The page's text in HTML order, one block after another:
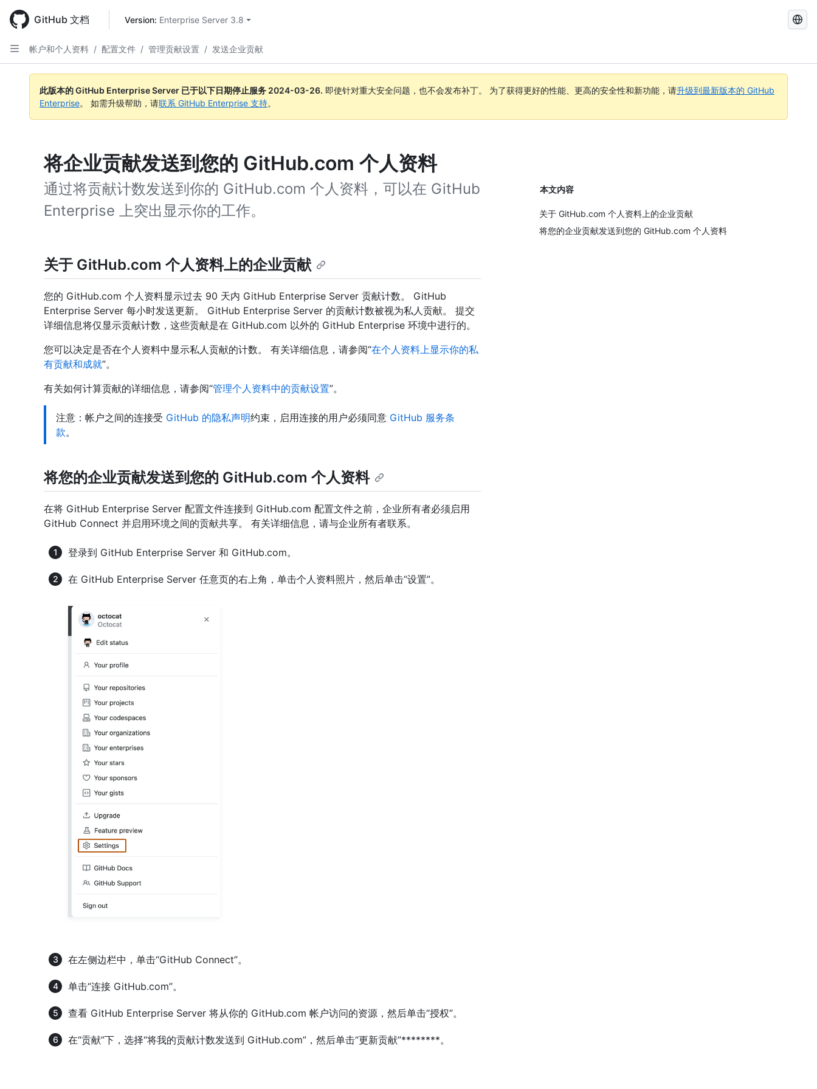
main
content
GitHub 文档 Version: Enterprise Server 3.8
Docs
帐户和个人资料 / 配置文件 / 管理贡献设置 / 发送企业贡献
此版本的 GitHub Enterprise Server 已于以下日期停止服务 2024-03-26. 即使针对重大安全问题，也不会发布补丁。 为了获得更好的性能、更高的安全性和新功能，请升级到最新版本的 GitHub
Enterprise。 如需升级帮助，请联系 GitHub Enterprise 支持。
将企业贡献发送到您的 GitHub.com 个人资料
通过将贡献计数发送到你的 GitHub.com 个人资料，可以在 GitHub
Enterprise 上突出显示你的工作。
本文内容
关于 GitHub.com 个人资料上的企业贡献
将您的企业贡献发送到您的 GitHub.com 个人资料
关于 GitHub.com 个人资料上的企业贡献
您的 GitHub.com 个人资料显示过去 90 天内 GitHub Enterprise Server 贡献计数。 GitHub
Enterprise Server 每小时发送更新。 GitHub Enterprise Server 的贡献计数被视为私人贡献。 提交
详细信息将仅显示贡献计数，这些贡献是在 GitHub.com 以外的 GitHub Enterprise 环境中进行的。
您可以决定是否在个人资料中显示私人贡献的计数。 有关详细信息，请参阅“在个人资料上显示你的私
有贡献和成就”。
有关如何计算贡献的详细信息，请参阅“管理个人资料中的贡献设置”。
注意：帐户之间的连接受 GitHub 的隐私声明约束，启用连接的用户必须同意 GitHub 服务条
款。
将您的企业贡献发送到您的 GitHub.com 个人资料
在将 GitHub Enterprise Server 配置文件连接到 GitHub.com 配置文件之前，企业所有者必须启用
GitHub Connect 并启用环境之间的贡献共享。 有关详细信息，请与企业所有者联系。
登录到 GitHub Enterprise Server 和 GitHub.com。
在 GitHub Enterprise Server 任意页的右上角，单击个人资料照片，然后单击“设置”。
在左侧边栏中，单击“GitHub Connect”。
单击“连接 GitHub.com”。
查看 GitHub Enterprise Server 将从你的 GitHub.com 帐户访问的资源，然后单击“授权”。
在“贡献”下，选择“将我的贡献计数发送到 GitHub.com”，然后单击“更新贡献”********。